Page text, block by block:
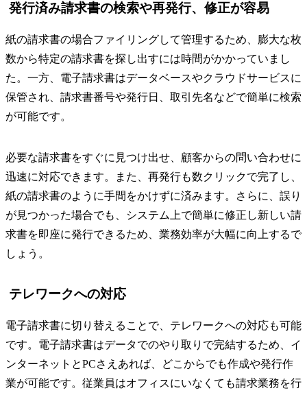
発行済み請求書の検索や再発行、修正が容易
紙の請求書の場合ファイリングして管理するため、膨大な枚
数から特定の請求書を探し出すには時間がかかっていまし
た。一方、電子請求書はデータベースやクラウドサービスに
保管され、請求書番号や発行日、取引先名などで簡単に検索
が可能です。
必要な請求書をすぐに見つけ出せ、顧客からの問い合わせに
迅速に対応できます。また、再発行も数クリックで完了し、
紙の請求書のように手間をかけずに済みます。さらに、誤り
が見つかった場合でも、システム上で簡単に修正し新しい請
求書を即座に発行できるため、業務効率が大幅に向上するで
しょう。
テレワークへの対応
電子請求書に切り替えることで、テレワークへの対応も可能
です。電子請求書はデータでのやり取りで完結するため、イ
ンターネットとPCさえあれば、どこからでも作成や発行作
業が可能です。従業員はオフィスにいなくても請求業務を行